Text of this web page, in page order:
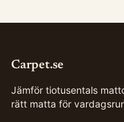
Carpet.se
Jämför tiotusentals
rätt matta för